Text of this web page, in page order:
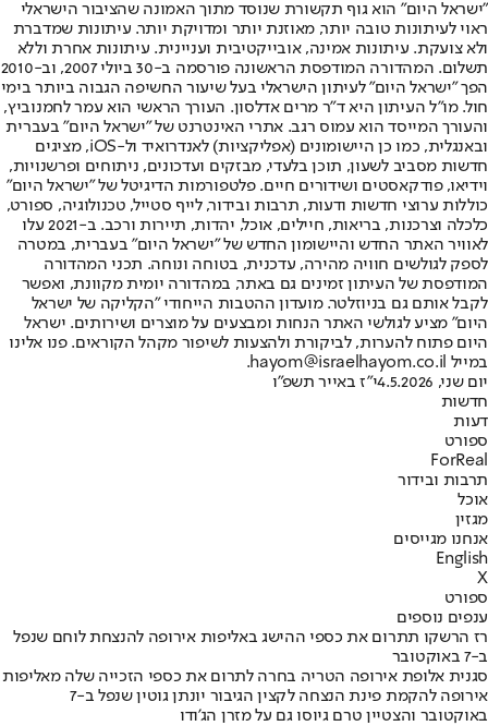
"ישראל היום" הוא גוף תקשורת שנוסד מתוך האמונה שהציבור הישראלי
ראוי לעיתונות טובה יותר, מאוזנת יותר ומדויקת יותר. עיתונות שמדברת
ולא צועקת. עיתונות אמינה, אובייקטיבית ועניינית. עיתונות אחרת וללא
תשלום. המהדורה המודפסת הראשונה פורסמה ב-30 ביולי 2007, וב-2010
הפך "ישראל היום" לעיתון הישראלי בעל שיעור החשיפה הגבוה ביותר בימי
חול. מו"ל העיתון היא ד"ר מרים אדלסון. העורך הראשי הוא עמר לחמנוביץ,
והעורך המייסד הוא עמוס רגב. אתרי האינטרנט של "ישראל היום" בעברית
ובאנגלית, כמו כן היישומונים (אפליקציות) לאנדרואיד ול-iOS, מציגים
חדשות מסביב לשעון, תוכן בלעדי, מבזקים ועדכונים, ניתוחים ופרשנויות,
וידיאו, פודקאסטים ושידורים חיים. פלטפורמות הדיגיטל של "ישראל היום"
כוללות ערוצי חדשות ודעות, תרבות ובידור, לייף סטייל, טכנולוגיה, ספורט,
כלכלה וצרכנות, בריאות, חיילים, אוכל, יהדות, תיירות ורכב. ב-2021 עלו
לאוויר האתר החדש והיישומון החדש של "ישראל היום" בעברית, במטרה
לספק לגולשים חוויה מהירה, עדכנית, בטוחה ונוחה. תכני המהדורה
המודפסת של העיתון זמינים גם באתר, במהדורה יומית מקוונת, ואפשר
לקבל אותם גם בניוזלטר. מועדון ההטבות הייחודי "הקליקה של ישראל
היום" מציע לגולשי האתר הנחות ומבצעים על מוצרים ושירותים. ישראל
היום פתוח להערות, לביקורת ולהצעות לשיפור מקהל הקוראים. פנו אלינו
במייל hayom@israelhayom.co.il.
יום שני, 4.5.2026
י"ז באייר תשפ"ו
חדשות
דעות
ספורט
ForReal
תרבות ובידור
אוכל
מגזין
אנחנו מגייסים
English
X
ספורט
ענפים נוספים
רז הרשקו תתרום את כספי ההישג באליפות אירופה להנצחת לוחם שנפל
ב-7 באוקטובר
סגנית אלופת אירופה הטריה בחרה לתרום את כספי הזכייה שלה מאליפות
אירופה להקמת פינת הנצחה לקצין הגיבור יונתן גוטין שנפל ב-7
באוקטובר והצטיין טרם גיוסו גם על מזרן הג'ודו